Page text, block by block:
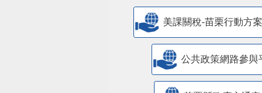
美課關稅-苗栗行動方案
公共政策網路參與